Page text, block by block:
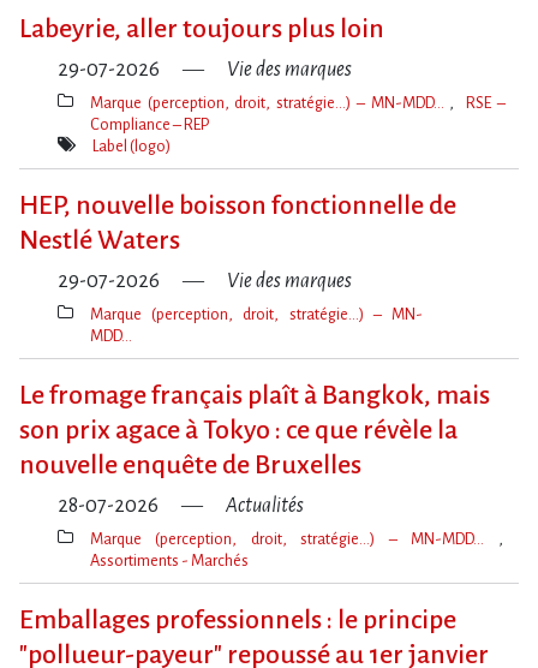
Labeyrie, aller toujours plus loin
29-07-2026 Vie des marques
Thèmes(s)
Marque (perception, droit, stratégie…) – MN-MDD…
RSE –
Compliance – REP
Mot(s)-
Label (logo)
HEP, nouvelle boisson fonctionnelle de
Nestlé Waters
29-07-2026 Vie des marques
Thèmes(s)
Marque (perception, droit, stratégie…) – MN-
MDD…
Le fromage français plaît à Bangkok, mais
son prix agace à Tokyo : ce que révèle la
nouvelle enquête de Bruxelles
28-07-2026 Actualités
Thèmes(s)
Marque (perception, droit, stratégie…) – MN-MDD…
Assortiments - Marchés
Emballages professionnels : le principe
"pollueur-payeur" repoussé au 1er janvier